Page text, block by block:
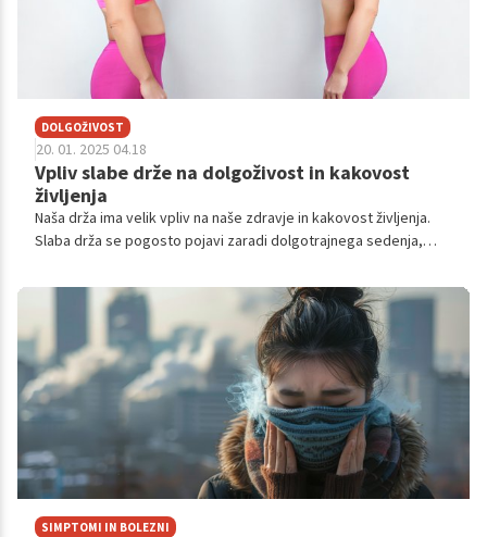
DOLGOŽIVOST
20. 01. 2025 04.18
Vpliv slabe drže na dolgoživost in kakovost
življenja
Naša drža ima velik vpliv na naše zdravje in kakovost življenja.
Slaba drža se pogosto pojavi zaradi dolgotrajnega sedenja,
ali celo zaradi stresa. Čeprav mnogi ne prepoznamo, kako
pomembna je pravilna drža za naše telo, ima ta dejavnik
daljnosežen vpliv na naše fizično in duševno počutje ter lahko
vpliva na naše zdravje na dolgi rok.
SIMPTOMI IN BOLEZNI